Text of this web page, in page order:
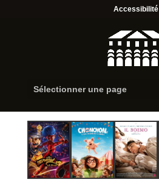
Accessibilité
Sélectionner une page